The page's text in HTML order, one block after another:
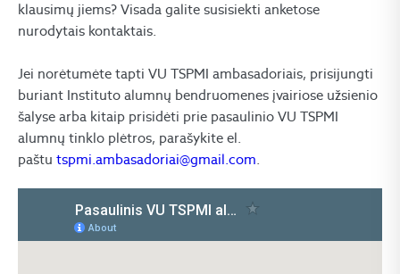
klausimų jiems? Visada galite susisiekti anketose
nurodytais kontaktais.
Jei norėtumėte tapti VU TSPMI ambasadoriais, prisijungti
buriant Instituto alumnų bendruomenes įvairiose užsienio
šalyse arba kitaip prisidėti prie pasaulinio VU TSPMI
alumnų tinklo plėtros, parašykite el.
paštu tspmi.ambasadoriai@gmail.com.